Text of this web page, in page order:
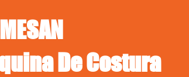
De Costura